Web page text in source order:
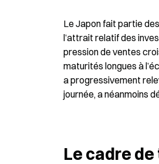
Le Japon fait partie
l’attrait relatif des
pression de ventes
maturités longues à
a progressivement
journée, a néanmoins
Le cadre